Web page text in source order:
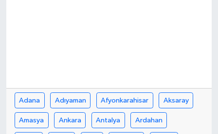
Adana Adıyaman Afyonkarahisar Aksaray
Amasya Ankara Antalya Ardahan